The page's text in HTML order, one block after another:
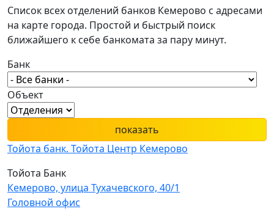
Список всех отделений банков Кемерово с адресами
на карте города. Простой и быстрый поиск
ближайшего к себе банкомата за пару минут.
Банк
Объект
показать
Тойота банк. Тойота Центр Кемерово
Тойота Банк
Кемерово, улица Тухачевского, 40/1
Головной офис